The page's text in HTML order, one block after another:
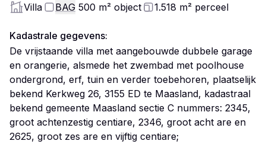
Villa BAG 500 m² object 1.518 m² perceel
Kadastrale gegevens:
De vrijstaande villa met aangebouwde dubbele garage
en orangerie, alsmede het zwembad met poolhouse
ondergrond, erf, tuin en verder toebehoren, plaatselijk
bekend Kerkweg 26, 3155 ED te Maasland, kadastraal
bekend gemeente Maasland sectie C nummers: 2345,
groot achtenzestig centiare, 2346, groot acht are en
2625, groot zes are en vijftig centiare;